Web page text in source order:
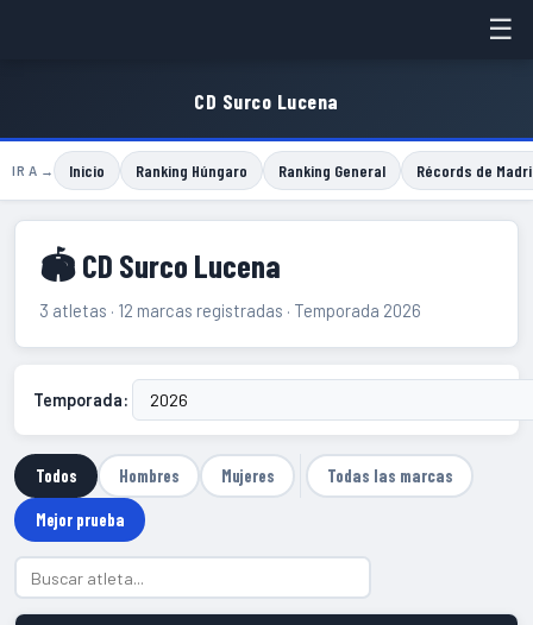
☰
CD Surco Lucena
IR A → Inicio Ranking Húngaro Ranking General Récords de
🏟 CD Surco Lucena
3 atletas · 12 marcas registradas · Temporada 2026
Temporada:
Todos Hombres Mujeres Todas las marcas
Mejor prueba